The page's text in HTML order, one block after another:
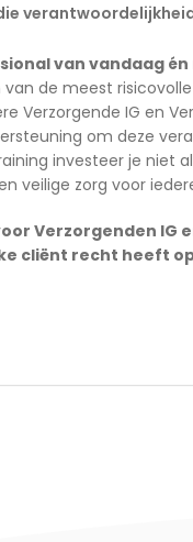
van vandaag
de meest
Verzorgende IG en
om deze
investeer je niet
veilige zorg voor
Verzorgenden IG
cliënt recht heeft